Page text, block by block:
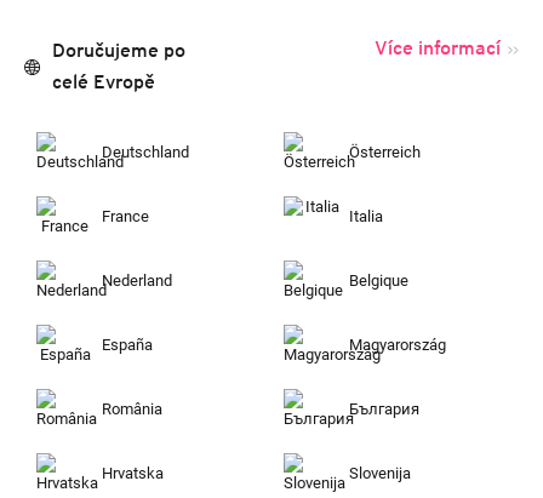
Doručujeme po
celé Evropě
Více informací
Deutschland Österreich
France Italia
Nederland Belgique
España Magyarország
România България
Hrvatska Slovenija